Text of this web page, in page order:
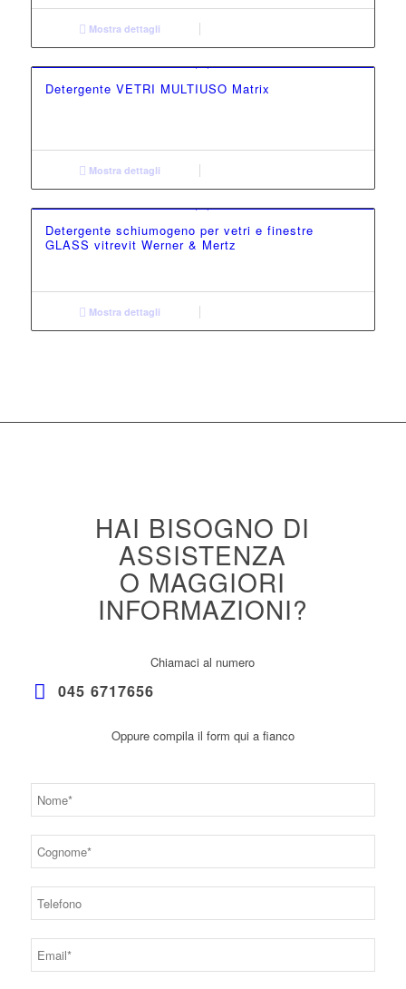
Mostra dettagli
Detergente VETRI MULTIUSO Matrix
Mostra dettagli
Detergente schiumogeno per vetri e finestre
GLASS vitrevit Werner & Mertz
Mostra dettagli
HAI BISOGNO DI
ASSISTENZA
O MAGGIORI
INFORMAZIONI?
Chiamaci al numero
045 6717656
Oppure compila il form qui a fianco